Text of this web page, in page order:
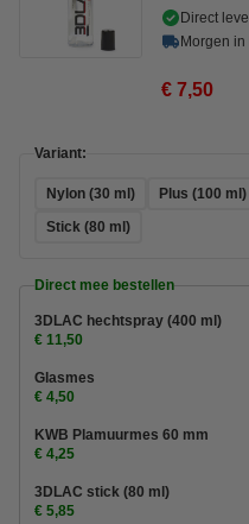
Direct
Morgen in
€ 7,50
Variant:
Nylon (30 ml) Plus (100 ml)
Stick (80 ml)
Direct mee bestellen
3DLAC hechtspray (400 ml)
€ 11,50
Glasmes
€ 4,50
KWB Plamuurmes 60 mm
€ 4,25
3DLAC stick (80 ml)
€ 5,85